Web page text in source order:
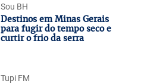
Sou BH
Destinos em Minas Gerais
para fugir do tempo seco e
curtir o frio da serra
Tupi FM